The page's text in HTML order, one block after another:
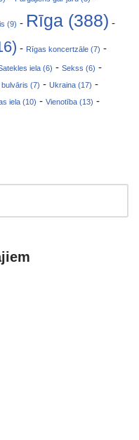
(9) - Rīga (388) -
- Rīgas koncertzāle (7) -
iela (6) - Sekss (6) -
(7) - Ukraina (17) -
iela (10) - Vienotība (13) -